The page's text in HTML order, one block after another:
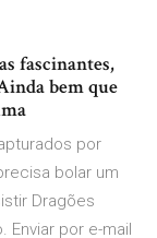
fascinantes,
bem que
por
bolar um
Dragões
por e-mail